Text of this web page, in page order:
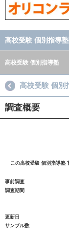
高校受験 個別指導
高校受験 個別指導塾
高校受験 個別
調査概要
この高校受験 個別指導塾
事前調査
調査期間
更新日
サンプル数